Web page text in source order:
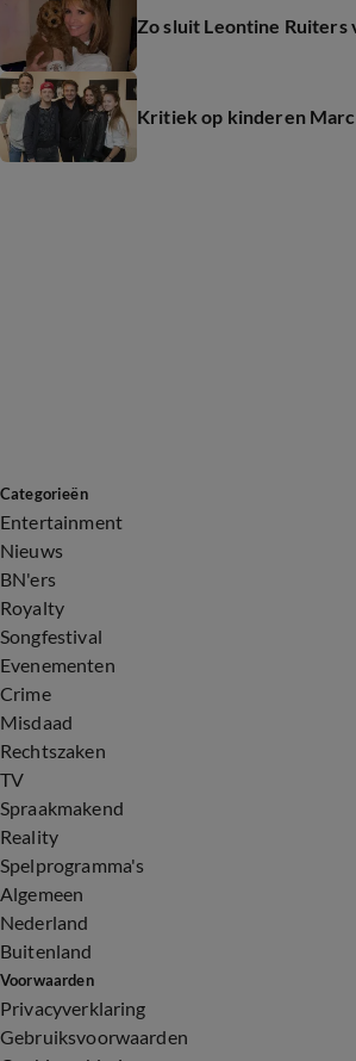
Zo sluit Leontine Ruiters
Kritiek op kinderen
Categorieën
Entertainment
Nieuws
BN'ers
Royalty
Songfestival
Evenementen
Crime
Misdaad
Rechtszaken
TV
Spraakmakend
Reality
Spelprogramma's
Algemeen
Nederland
Buitenland
Voorwaarden
Privacyverklaring
Gebruiksvoorwaarden